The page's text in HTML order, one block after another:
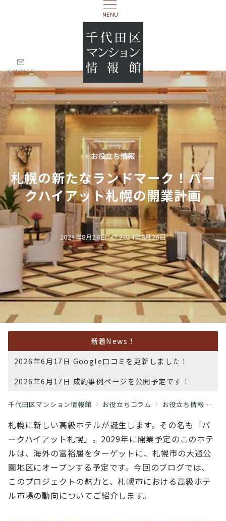
MENU
CONTACT
— お役立ち情報 —
札幌の新たなランドマーク！パー
クハイアット札幌の開業計画
2024年8月26日 2024年8月26日
新着News！
2026年6月17日 Google口コミを更新しました！
2026年6月17日 成約事例ページを公開予定です！
千代田区マンション情報館 お役立ちコラム お役立ち情報
札幌に新しい高級ホテルが誕生します。その名も「パ
ークハイアット札幌」。2029年に開業予定のこのホテ
ルは、海外の富裕層をターゲットに、札幌市の大通公
園地区にオープンする予定です。今回のブログでは、
このプロジェクトの魅力と、札幌市における高級ホテ
ル市場の動向についてご紹介します。